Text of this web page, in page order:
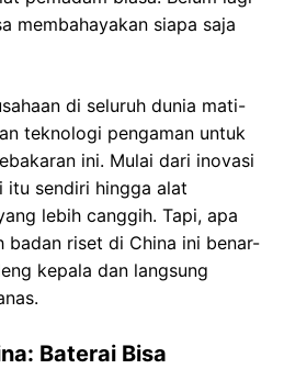
membahayakan siapa saja
di seluruh dunia mati-
teknologi pengaman untuk
ini. Mulai dari inovasi
sendiri hingga alat
lebih canggih. Tapi, apa
badan riset di China ini benar-
kepala dan langsung
Baterai Bisa